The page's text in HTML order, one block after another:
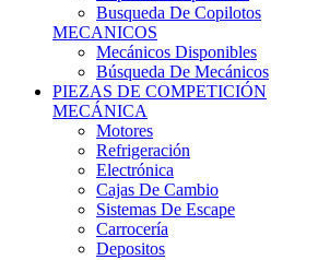
MECANICOS
Mecánicos Disponibles
Búsqueda De Mecánicos
PIEZAS DE COMPETICIÓN
MECÁNICA
Motores
Refrigeración
Electrónica
Cajas De Cambio
Sistemas De Escape
Carrocería
Depositos
Suspensiones